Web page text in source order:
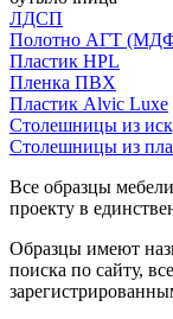
ЛДСП
Полотно АГТ
Пластик HPL
Пленка ПВХ
Пластик Alvic Luxe
Столешницы из
Столешницы из
Все образцы
проекту в
Образцы имеют
поиска по сайту,